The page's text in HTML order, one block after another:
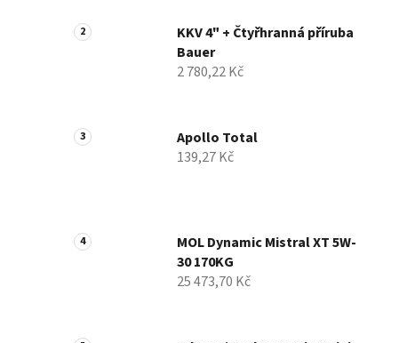
n
n
e
KKV 4" + Čtyřhranná příruba
Bauer
2 780,22 Kč
Apollo Total
139,27 Kč
MOL Dynamic Mistral XT 5W-
30 170KG
25 473,70 Kč